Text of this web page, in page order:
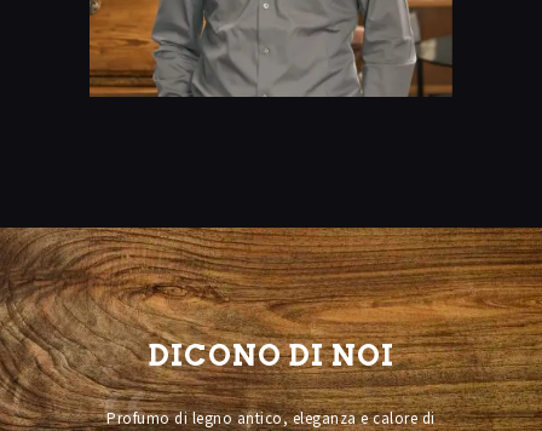
DICONO DI NOI
Tempi” a
Profumo di legno antico, eleganza e calore di